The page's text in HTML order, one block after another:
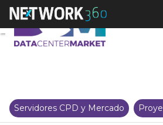
Servidores CPD y Mercado